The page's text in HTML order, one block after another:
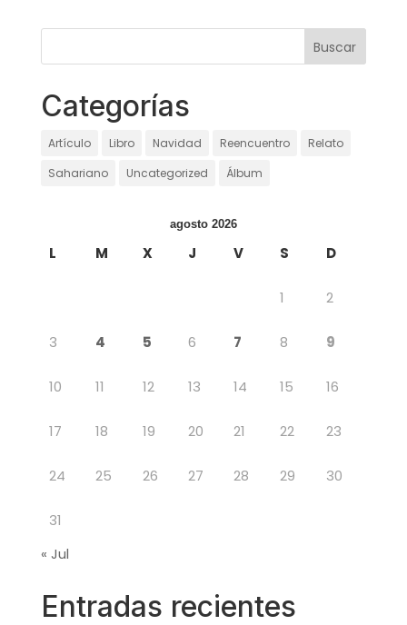
Categorías
Artículo Libro Navidad Reencuentro
Relato
Sahariano
Uncategorized Álbum
agosto 2026
L M X J V S D
1 2
3 4 5 6 7 8 9
10 11 12 13 14 15 16
17 18 19 20 21 22 23
24 25 26 27 28 29 30
31
« Jul
Entradas recientes